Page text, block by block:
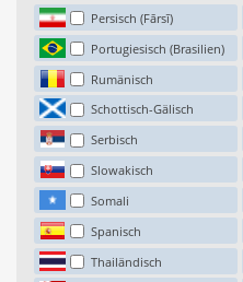
Persisch (Fārsī)
Portugiesisch (Brasilien)
Rumänisch
Schottisch-Gälisch
Serbisch
Slowakisch
Somali
Spanisch
Thailändisch